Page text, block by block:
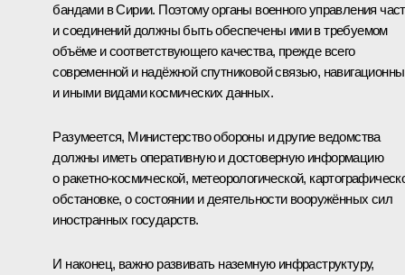
бандами в Сирии. Поэтому органы военного управления
и соединений должны быть обеспечены ими в требуемом
объёме и соответствующего качества, прежде всего
современной и надёжной спутниковой связью,
и иными видами космических данных.
Разумеется, Министерство обороны и другие ведомства
должны иметь оперативную и достоверную информацию
о ракетно‑космической, метеорологической,
обстановке, о состоянии и деятельности вооружённых сил
иностранных государств.
И наконец, важно развивать наземную инфраструктуру,